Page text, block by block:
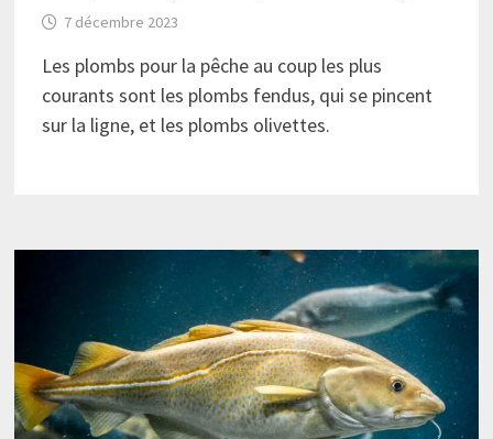
7 décembre 2023
Les plombs pour la pêche au coup les plus
courants sont les plombs fendus, qui se pincent
sur la ligne, et les plombs olivettes.